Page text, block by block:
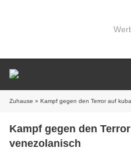
Zuhause » Kampf gegen den Terror auf
Kampf gegen den
venezolanisch